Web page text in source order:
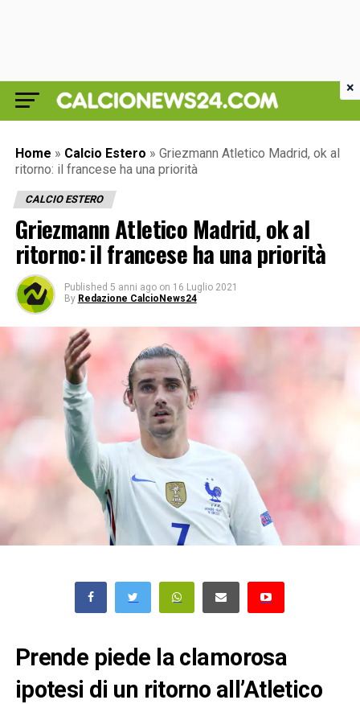
Home » Calcio Estero » Griezmann Atletico Madrid, ok al
ritorno: il francese ha una priorità
CALCIO ESTERO
Griezmann Atletico Madrid, ok al
ritorno: il francese ha una priorità
Published 5 anni ago on 16 Luglio 2021
By Redazione CalcioNews24
Prende piede la clamorosa
ipotesi di un ritorno all’Atletico
×